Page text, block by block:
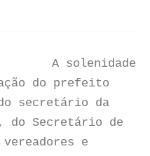
A solenidade
do prefeito
secretário da
do Secretário de
e